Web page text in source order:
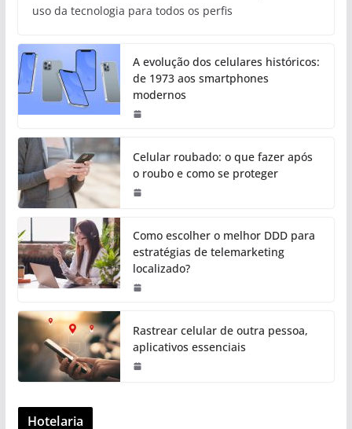
uso da tecnologia para todos os perfis
A evolução dos celulares históricos:
de 1973 aos smartphones
modernos
Celular roubado: o que fazer após
o roubo e como se proteger
Como escolher o melhor DDD para
estratégias de telemarketing
localizado?
Rastrear celular de outra pessoa,
aplicativos essenciais
Hotelaria